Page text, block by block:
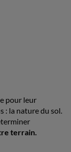
pour leur
: la nature du sol.
terrain.